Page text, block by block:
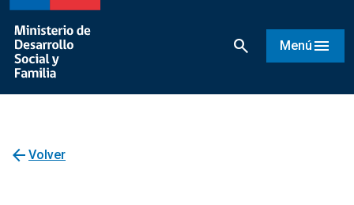
search Menú menu
arrow_back Volver